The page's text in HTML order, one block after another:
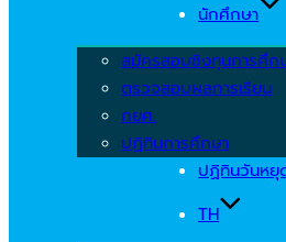
นักศึกษา
สมัครสอบชิงทุนการศึก
ตรวจสอบผลการเรียน
กยศ.
ปฏิทินการศึกษา
ปฏิทินวันหยุ
TH